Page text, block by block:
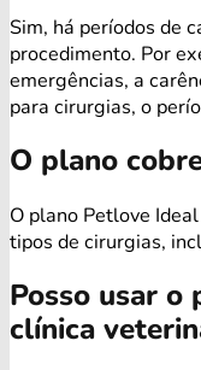
Sim, há períodos de
procedimento. Por
emergências, a
para cirurgias, o
O plano
O plano Petlove
tipos de cirurgias,
Posso usar o
clínica